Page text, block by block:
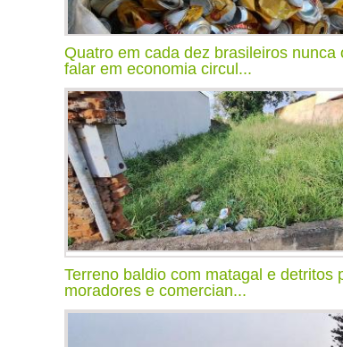
Quatro em cada dez brasileiros nunca
falar em economia circul...
Terreno baldio com matagal e detritos
moradores e comercian...